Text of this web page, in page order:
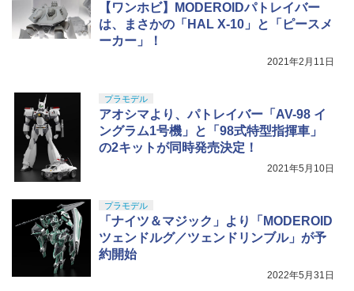
【ワンホビ】MODEROIDパトレイバー
は、まさかの「HAL X-10」と「ピースメ
ーカー」！
2021年2月11日
プラモデル
アオシマより、パトレイバー「AV-98 イ
ングラム1号機」と「98式特型指揮車」
の2キットが同時発売決定！
2021年5月10日
プラモデル
「ナイツ＆マジック」より「MODEROID
ツェンドルグ／ツェンドリンブル」が予
約開始
2022年5月31日